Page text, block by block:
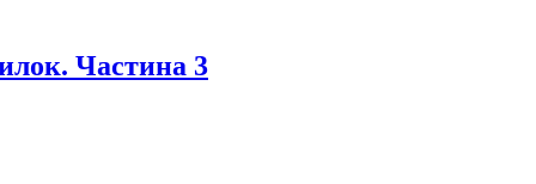
Частина 3